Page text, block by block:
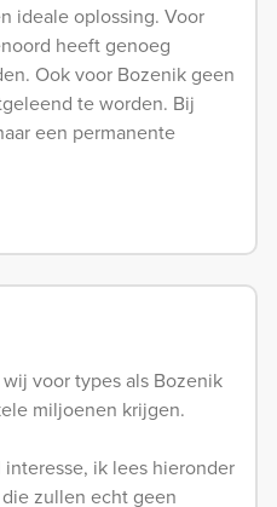
ideale oplossing. Voor
heeft genoeg
Ook voor Bozenik geen
te worden. Bij
een permanente
voor types als Bozenik
miljoenen krijgen.
ik lees hieronder
zullen echt geen